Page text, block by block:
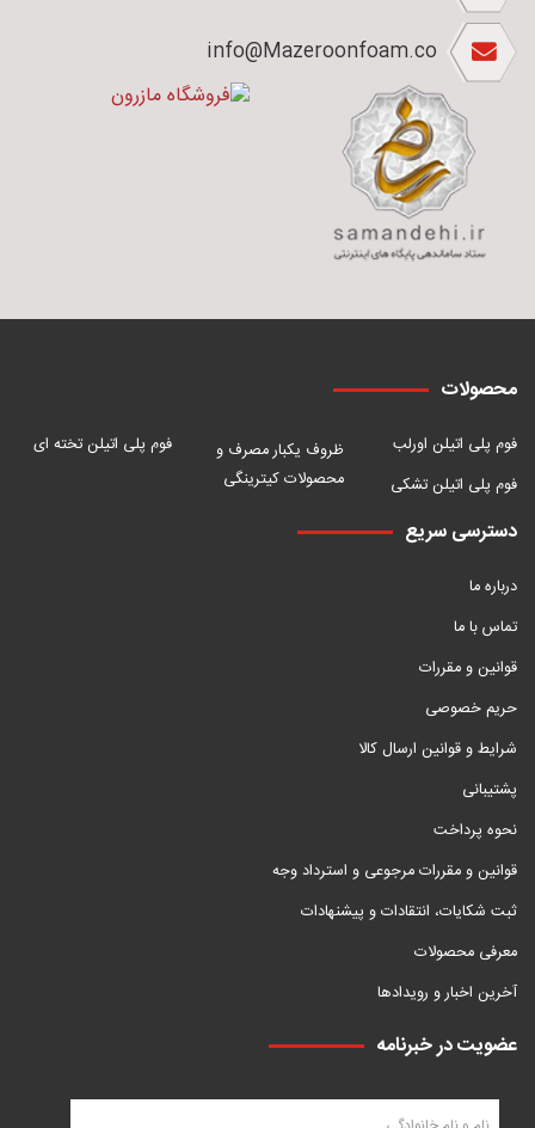
info@Mazeroonfoam.co
محصولات
فوم پلی اتیلن اورلب
فوم پلی اتیلن تشکی
ظروف یکبار مصرف و
محصولات کیترینگی
فوم پلی اتیلن تخته ای
دسترسی سریع
درباره ما
تماس با ما
قوانین و مقررات
حریم خصوصی
شرایط و قوانین ارسال کالا
پشتیبانی
نحوه پرداخت
قوانین و مقررات مرجوعی و استرداد وجه
ثبت شکایات، انتقادات و پیشنهادات
معرفی محصولات
آخرین اخبار و رویدادها
عضویت در خبرنامه